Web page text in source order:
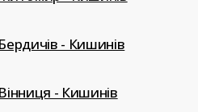
- Кишинів
- Кишинів